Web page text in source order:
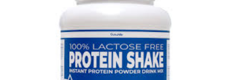
AÑADIR AL CARRITO